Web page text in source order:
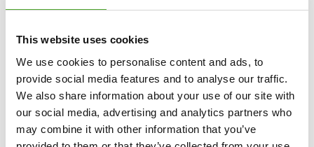
This website uses cookies
We use cookies to personalise content and ads, to
provide social media features and to analyse our traffic.
We also share information about your use of our site with
our social media, advertising and analytics partners who
may combine it with other information that you’ve
trainen wanneer en hoe lang je maar wilt zonder dat er
mensen op je staan te wachten. Sommige fitnessbanken
zijn in hoogte of positie verstelbaar. Deze hebben als
voordeel dat je nadruk op bepaalde spieren kan leggen
door het aanpassen van de trainingshoek. Ga je
specifiek voor eenhalterbank, dan heeft deze een